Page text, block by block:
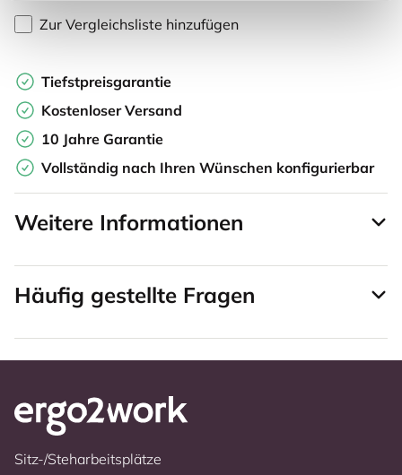
Zur Vergleichsliste hinzufügen
Tiefstpreisgarantie
Kostenloser Versand
10 Jahre Garantie
Vollständig nach Ihren Wünschen konfigurierbar
Weitere Informationen
Häufig gestellte Fragen
Sitz-/Steharbeitsplätze